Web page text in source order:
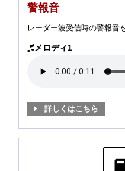
警報音
レーダー波受信時の警報音
メロディ1
詳しくはこちら